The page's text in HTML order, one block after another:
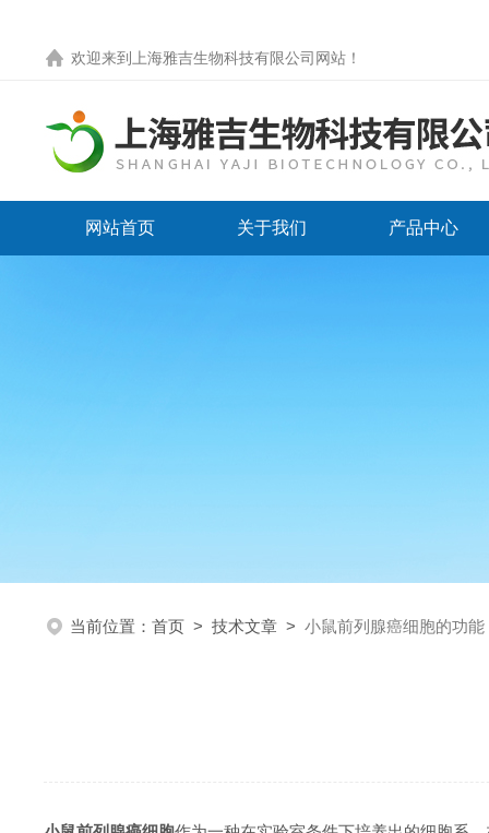
欢迎来到 上海雅吉生物科技有限公司网站 ！
网站首页 关于我们 产品中心
当前位置： 首页 > 技术文章 > 小鼠前列腺癌细胞的功能